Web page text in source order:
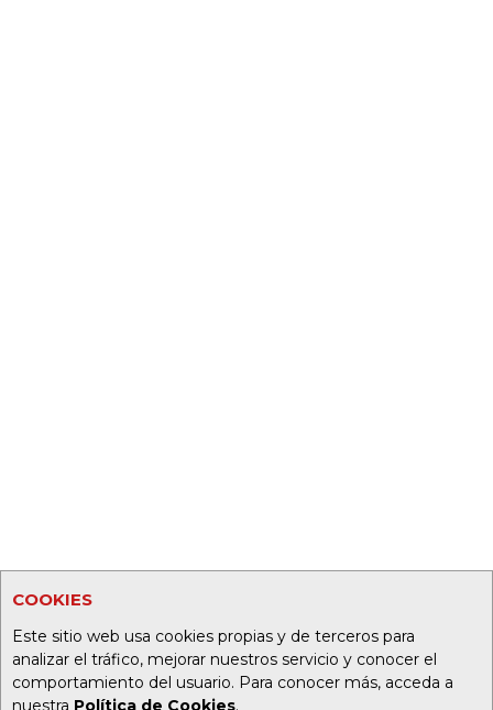
COOKIES
Este sitio web usa cookies propias y de terceros para
analizar el tráfico, mejorar nuestros servicio y conocer el
comportamiento del usuario. Para conocer más, acceda a
nuestra Política de Cookies.